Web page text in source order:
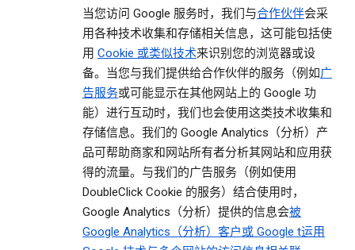
当您访问 Google 服务时，我们与合作伙伴会采
用各种技术收集和存储相关信息，这可能包括使
用 Cookie 或类似技术来识别您的浏览器或设
备。当您与我们提供给合作伙伴的服务（例如广
告服务或可能显示在其他网站上的 Google 功
能）进行互动时，我们也会使用这类技术收集和
存储信息。我们的 Google Analytics（分析）产
品可帮助商家和网站所有者分析其网站和应用获
得的流量。与我们的广告服务（例如使用
DoubleClick Cookie 的服务）结合使用时，
Google Analytics（分析）提供的信息会被
Google Analytics（分析）客户或 Google t运用